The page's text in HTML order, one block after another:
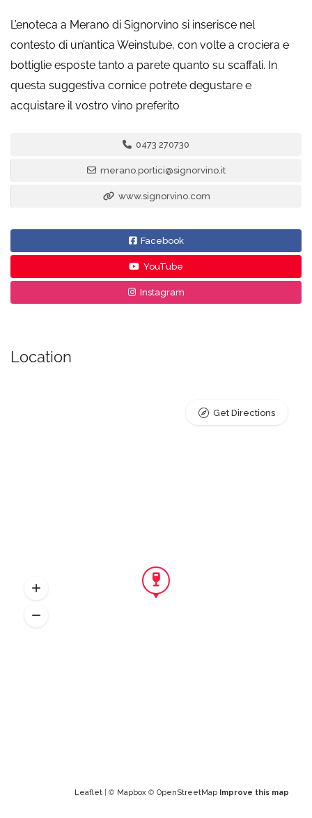
L’enoteca a Merano di Signorvino si inserisce nel
contesto di un’antica Weinstube, con volte a crociera e
bottiglie esposte tanto a parete quanto su scaffali. In
questa suggestiva cornice potrete degustare e
acquistare il vostro vino preferito
0473 270730
merano.portici@signorvino.it
www.signorvino.com
Facebook
YouTube
Instagram
Location
Leaflet | © Mapbox © OpenStreetMap Improve this map
Get Directions